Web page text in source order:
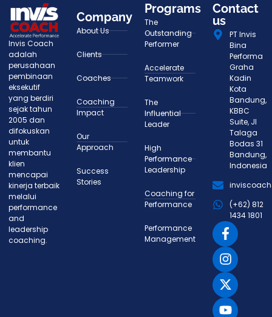
Invis Coach
adalah
perusahaan
pembinaan
eksekutif
yang berdiri
sejak tahun
2005 dan
difokuskan
untuk
membantu
klien
mencapai
kinerja terbaik
melalui
performance
and
leadership
coaching.
Company
About Us
Clients
Coaches
Coaching
Impact
Our
Approach
Success
Stories
Programs
The
Outstanding
Performer
Accelerate
Teamwork
The
Influential
Leader
High
Performance
Leadership
Coaching for
Performance
Performance
Management
Contact
us
PT Invis
Bina
Performa
Graha
Kadin
Kota
Bandung,
KBBC
Suite, Jl
Talaga
Bodas 31
Bandung,
Indonesia
(+62) 812
1434 1801